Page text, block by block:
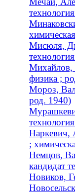
Мисюля,
Михайлов,
физика ;
Мороз,
род. 1940)
Наркевич,
;
Немцов,
кандидат
Новиков,